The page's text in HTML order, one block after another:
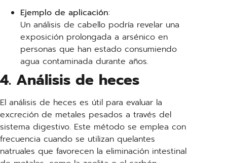
Ejemplo de aplicación:
Un análisis de cabello podría revelar una
exposición prolongada a arsénico en
personas que han estado consumiendo
agua contaminada durante años.
4. Análisis de heces
El análisis de heces es útil para evaluar la
excreción de metales pesados a través del
sistema digestivo. Este método se emplea con
frecuencia cuando se utilizan quelantes
natruales que favorecen la eliminación intestinal